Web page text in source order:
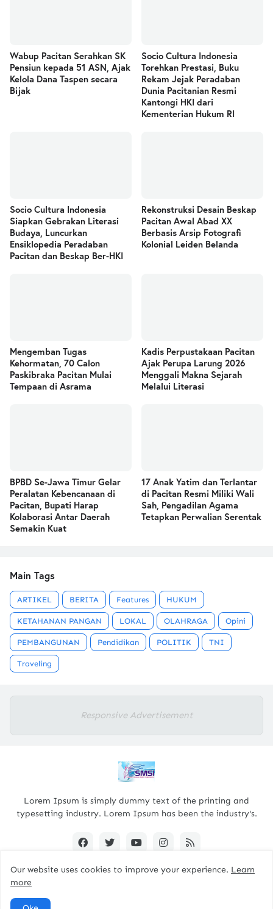
Wabup Pacitan Serahkan SK
Pensiun kepada 51 ASN, Ajak
Kelola Dana Taspen secara
Bijak
Socio Cultura Indonesia
Torehkan Prestasi, Buku
Rekam Jejak Peradaban
Dunia Pacitanian Resmi
Kantongi HKI dari
Kementerian Hukum RI
Socio Cultura Indonesia
Siapkan Gebrakan Literasi
Budaya, Luncurkan
Ensiklopedia Peradaban
Pacitan dan Beskap Ber-HKI
Rekonstruksi Desain Beskap
Pacitan Awal Abad XX
Berbasis Arsip Fotografi
Kolonial Leiden Belanda
Mengemban Tugas
Kehormatan, 70 Calon
Paskibraka Pacitan Mulai
Tempaan di Asrama
Kadis Perpustakaan Pacitan
Ajak Perupa Larung 2026
Menggali Makna Sejarah
Melalui Literasi
BPBD Se-Jawa Timur Gelar
Peralatan Kebencanaan di
Pacitan, Bupati Harap
Kolaborasi Antar Daerah
Semakin Kuat
17 Anak Yatim dan Terlantar
di Pacitan Resmi Miliki Wali
Sah, Pengadilan Agama
Tetapkan Perwalian Serentak
Main Tags
ARTIKEL BERITA Features HUKUM
KETAHANAN PANGAN LOKAL OLAHRAGA Opini
PEMBANGUNAN Pendidikan POLITIK TNI
Traveling
Responsive Advertisement
Lorem Ipsum is simply dummy text of the printing and
typesetting industry. Lorem Ipsum has been the industry's.
Our website uses cookies to improve your experience. Learn
more